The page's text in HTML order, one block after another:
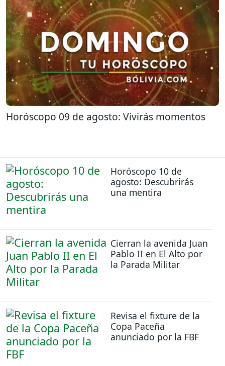
Horóscopo 09 de agosto: Vivirás momentos
Horóscopo 10 de
agosto: Descubrirás
una mentira
Cierran la avenida Juan
Pablo II en El Alto por
la Parada Militar
Revisa el fixture de la
Copa Paceña
anunciado por la FBF